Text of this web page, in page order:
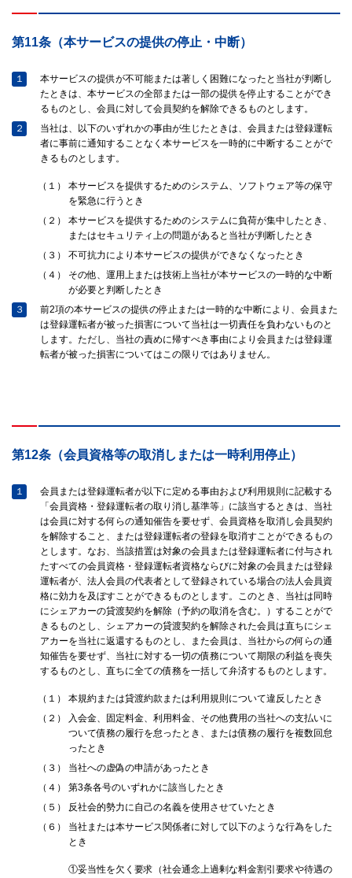
第11条（本サービスの提供の停止・中断）
１
本サービスの提供が不可能または著しく困難になったと当社が判断し
たときは、本サービスの全部または一部の提供を停止することができ
るものとし、会員に対して会員契約を解除できるものとします。
２
当社は、以下のいずれかの事由が生じたときは、会員または登録運転
者に事前に通知することなく本サービスを一時的に中断することがで
きるものとします。
（１）
本サービスを提供するためのシステム、ソフトウェア等の保守
を緊急に行うとき
（２）
本サービスを提供するためのシステムに負荷が集中したとき、
またはセキュリティ上の問題があると当社が判断したとき
（３）
不可抗力により本サービスの提供ができなくなったとき
（４）
その他、運用上または技術上当社が本サービスの一時的な中断
が必要と判断したとき
３
前2項の本サービスの提供の停止または一時的な中断により、会員また
は登録運転者が被った損害について当社は一切責任を負わないものと
します。ただし、当社の責めに帰すべき事由により会員または登録運
転者が被った損害についてはこの限りではありません。
第12条（会員資格等の取消しまたは一時利用停止）
１
会員または登録運転者が以下に定める事由および利用規則に記載する
「会員資格・登録運転者の取り消し基準等」に該当するときは、当社
は会員に対する何らの通知催告を要せず、会員資格を取消し会員契約
を解除すること、または登録運転者の登録を取消すことができるもの
とします。なお、当該措置は対象の会員または登録運転者に付与され
たすべての会員資格・登録運転者資格ならびに対象の会員または登録
運転者が、法人会員の代表者として登録されている場合の法人会員資
格に効力を及ぼすことができるものとします。このとき、当社は同時
にシェアカーの貸渡契約を解除（予約の取消を含む。）することがで
きるものとし、シェアカーの貸渡契約を解除された会員は直ちにシェ
アカーを当社に返還するものとし、また会員は、当社からの何らの通
知催告を要せず、当社に対する一切の債務について期限の利益を喪失
するものとし、直ちに全ての債務を一括して弁済するものとします。
（１）
本規約または貸渡約款または利用規則について違反したとき
（２）
入会金、固定料金、利用料金、その他費用の当社への支払いに
ついて債務の履行を怠ったとき、または債務の履行を複数回怠
ったとき
（３）
当社への虚偽の申請があったとき
（４）
第3条各号のいずれかに該当したとき
（５）
反社会的勢力に自己の名義を使用させていたとき
（６）
当社または本サービス関係者に対して以下のような行為をした
とき
①妥当性を欠く要求（社会通念上過剰な料金割引要求や待遇の